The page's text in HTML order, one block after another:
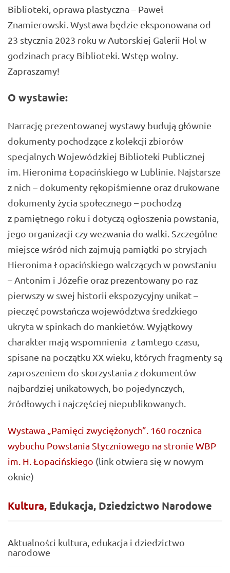
Biblioteki, oprawa plastyczna – Paweł
Znamierowski. Wystawa będzie eksponowana od
23 stycznia 2023 roku w Autorskiej Galerii Hol w
godzinach pracy Biblioteki. Wstęp wolny.
Zapraszamy!
O wystawie:
Narrację prezentowanej wystawy budują głównie
dokumenty pochodzące z kolekcji zbiorów
specjalnych Wojewódzkiej Biblioteki Publicznej
im. Hieronima Łopacińskiego w Lublinie. Najstarsze
z nich – dokumenty rękopiśmienne oraz drukowane
dokumenty życia społecznego – pochodzą
z pamiętnego roku i dotyczą ogłoszenia powstania,
jego organizacji czy wezwania do walki. Szczególne
miejsce wśród nich zajmują pamiątki po stryjach
Hieronima Łopacińskiego walczących w powstaniu
– Antonim i Józefie oraz prezentowany po raz
pierwszy w swej historii ekspozycyjny unikat –
pieczęć powstańcza województwa średzkiego
ukryta w spinkach do mankietów. Wyjątkowy
charakter mają wspomnienia z tamtego czasu,
spisane na początku XX wieku, których fragmenty są
zaproszeniem do skorzystania z dokumentów
najbardziej unikatowych, bo pojedynczych,
źródłowych i najczęściej niepublikowanych.
Wystawa „Pamięci zwyciężonych”. 160 rocznica
wybuchu Powstania Styczniowego na stronie WBP
im. H. Łopacińskiego (link otwiera się w nowym
oknie)
Kultura, Edukacja, Dziedzictwo Narodowe
Aktualności kultura, edukacja i dziedzictwo
narodowe